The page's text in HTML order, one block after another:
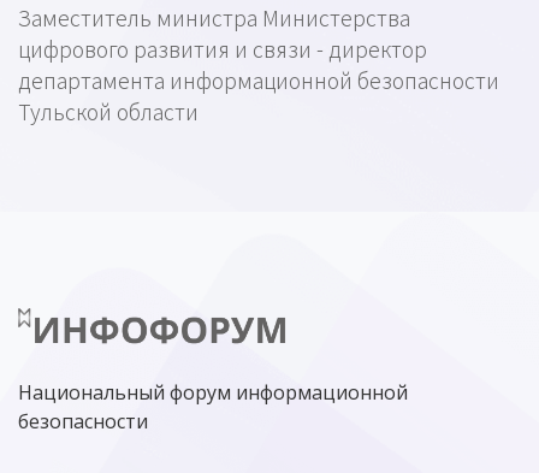
Заместитель министра Министерства
цифрового развития и связи - директор
департамента информационной безопасности
Тульской области
Национальный форум информационной
безопасности